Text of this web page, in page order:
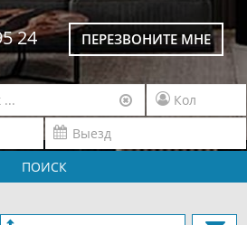
24 ПЕРЕЗВОНИТЕ МНЕ
ПОИСК